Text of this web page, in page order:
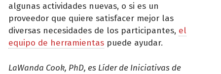
algunas actividades nuevas, o si es un
proveedor que quiere satisfacer mejor las
diversas necesidades de los participantes, el
equipo de herramientas puede ayudar.
LaWanda Cook, PhD, es Líder de Iniciativas de